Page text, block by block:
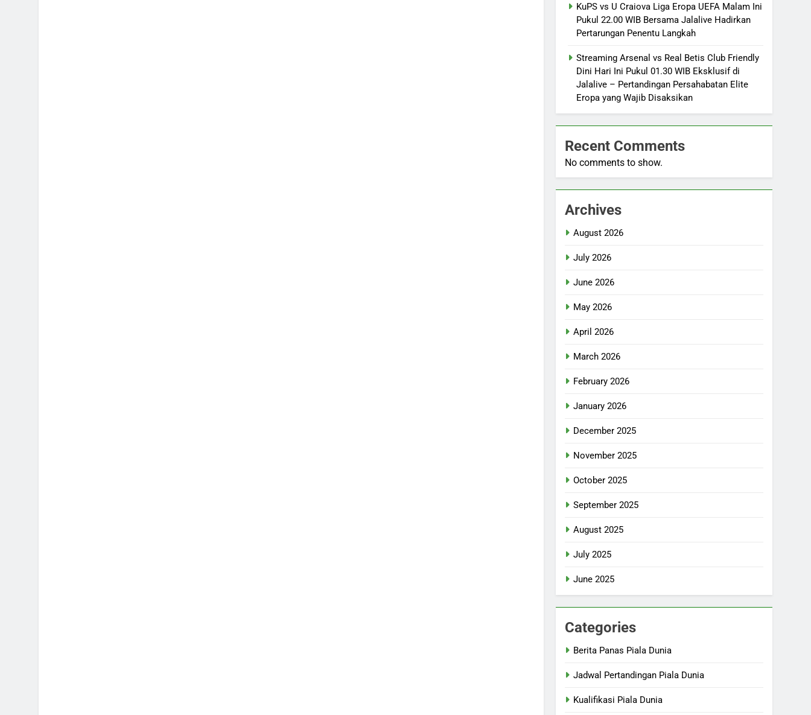
KuPS vs U Craiova Liga Eropa UEFA Malam Ini
Pukul 22.00 WIB Bersama Jalalive Hadirkan
Pertarungan Penentu Langkah
Streaming Arsenal vs Real Betis Club Friendly
Dini Hari Ini Pukul 01.30 WIB Eksklusif di
Jalalive – Pertandingan Persahabatan Elite
Eropa yang Wajib Disaksikan
Recent Comments
No comments to show.
Archives
August 2026
July 2026
June 2026
May 2026
April 2026
March 2026
February 2026
January 2026
December 2025
November 2025
October 2025
September 2025
August 2025
July 2025
June 2025
Categories
Berita Panas Piala Dunia
Jadwal Pertandingan Piala Dunia
Kualifikasi Piala Dunia